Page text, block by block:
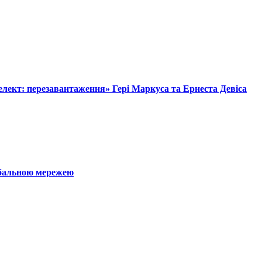
перезавантаження» Гері Маркуса та Ернеста Девіса
мережею